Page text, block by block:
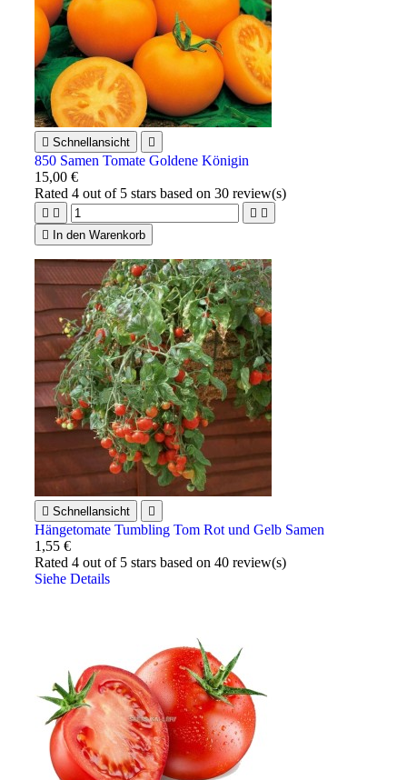
 Schnellansicht 
850 Samen Tomate Goldene Königin
15,00 €
Rated4 out of 5 stars based on30 review(s)
   

In den Warenkorb
 Schnellansicht 
Hängetomate Tumbling Tom Rot und Gelb Samen
1,55 €
Rated4 out of 5 stars based on40 review(s)
Siehe Details